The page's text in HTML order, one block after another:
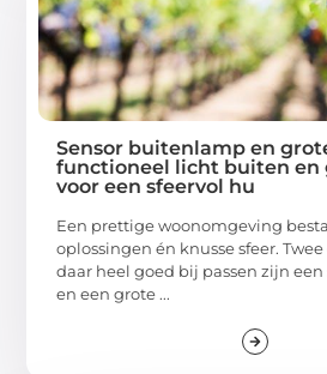
Sensor buitenlamp en
functioneel licht buiten en
voor een sfeervol hu
Een prettige woonomgeving
oplossingen én knusse sfeer.
daar heel goed bij passen zijn
en een grote ...